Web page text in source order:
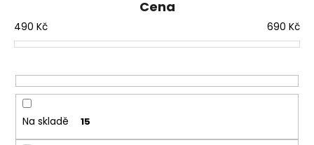
í
p
o
d
u
k
Cena
490 Kč 690 Kč
Na skladě 15
í
t